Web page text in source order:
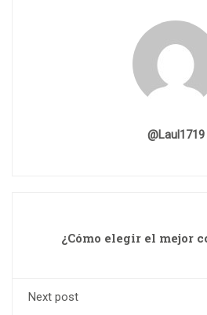
@laul1719
¿Cómo elegir el mejor
Next post